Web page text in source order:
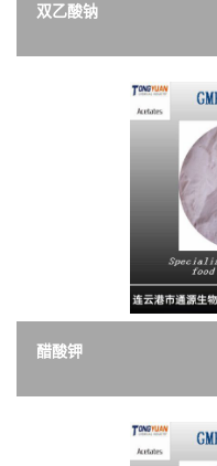
双乙酸钠
醋酸钾